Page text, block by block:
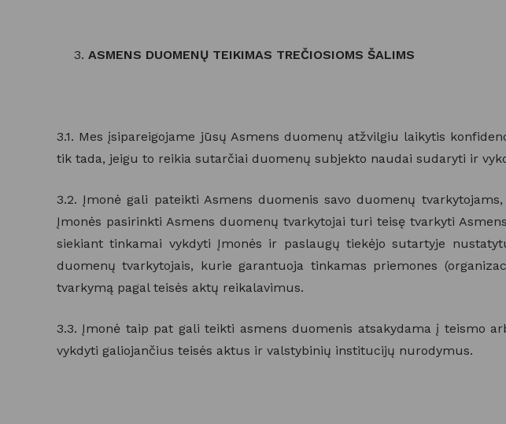
ASMENS DUOMENŲ TEIKIMAS TREČIOSIOMS ŠALIMS
3.1. Mes įsipareigojame jūsų Asmens duomenų atžvilgiu laikytis
tik tada, jeigu to reikia sutarčiai duomenų subjekto naudai sudaryti ir
3.2. Įmonė gali pateikti Asmens duomenis savo duomenų
Įmonės pasirinkti Asmens duomenų tvarkytojai turi teisę tvarkyti
siekiant tinkamai vykdyti Įmonės ir paslaugų tiekėjo sutartyje
duomenų tvarkytojais, kurie garantuoja tinkamas priemones
tvarkymą pagal teisės aktų reikalavimus.
3.3. Įmonė taip pat gali teikti asmens duomenis atsakydama į teismo
vykdyti galiojančius teisės aktus ir valstybinių institucijų nurodymus.